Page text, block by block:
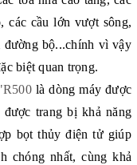
các cầu lớn vượt sông,
đường bộ...chính vì vậy
biệt quan trọng.
là dòng máy được
trang bị khả năng
bọt thủy điện tử giúp
chóng nhất, cùng khả